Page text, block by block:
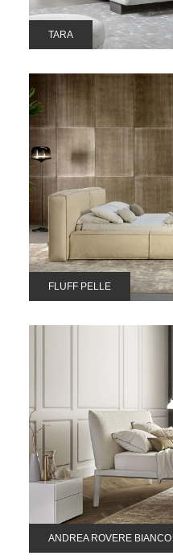
TARA
FLUFF PELLE
ANDREA ROVERE BIANCO